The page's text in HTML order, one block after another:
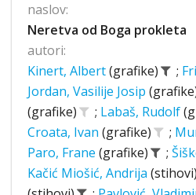
naslov:
Neretva od Boga prokleta
autori:
Kinert, Albert(grafike) ;
Jordan, Vasilije Josip
(grafike)
; Labaš, Rudolf
Croata, Ivan (grafike) ;
Paro, Frane (grafike) ;
Kačić Miošić, Andrija (stihovi)